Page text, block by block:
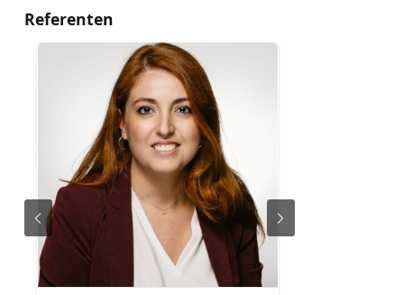
Referenten